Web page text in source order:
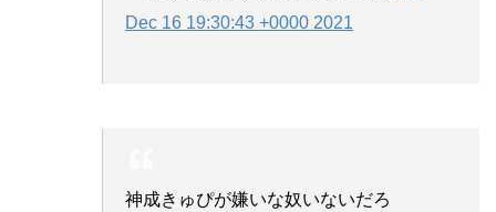
Dec 16 19:30:43 +0000 2021
神成きゅぴが嫌いな奴いないだろ